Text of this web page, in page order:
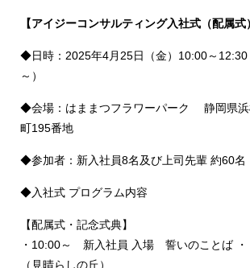
【アイジーコンサルティング入社式（配属式
◆日時：2025年4月25日（金）10:00～
～）
◆会場：はままつフラワーパーク 静岡県浜
町195番地
◆参加者：新入社員8名及び上司先輩 約60名
◆入社式 プログラム内容
【配属式・記念式典】
・10:00～ 新入社員 入場 誓いのことば ・
（見晴らしの丘）